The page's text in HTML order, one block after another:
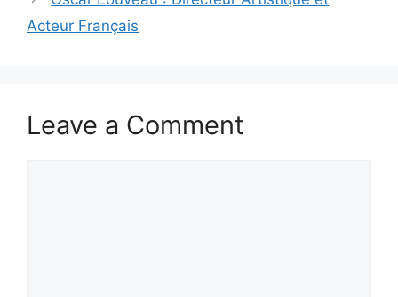
Acteur Français
Leave a Comment